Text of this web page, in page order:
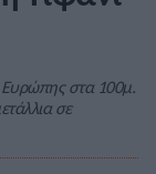
Ευρώπης στα 100μ.
σε